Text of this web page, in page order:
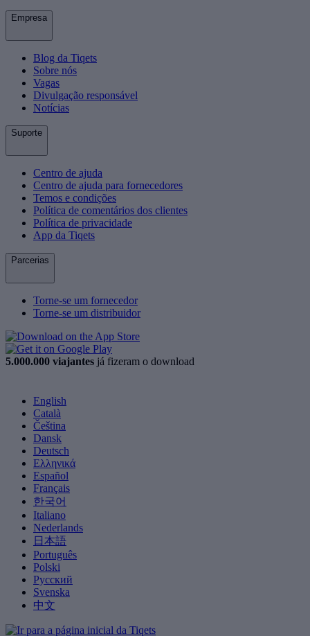
Empresa
Blog da Tiqets
Sobre nós
Vagas
Divulgação responsável
Notícias
Suporte
Centro de ajuda
Centro de ajuda para fornecedores
Temos e condições
Política de comentários dos clientes
Política de privacidade
App da Tiqets
Parcerias
Torne-se um fornecedor
Torne-se um distribuidor
5.000.000 viajantes já fizeram o download
English
Català
Čeština
Dansk
Deutsch
Ελληνικά
Español
Français
한국어
Italiano
Nederlands
日本語
Português
Polski
Русский
Svenska
中文